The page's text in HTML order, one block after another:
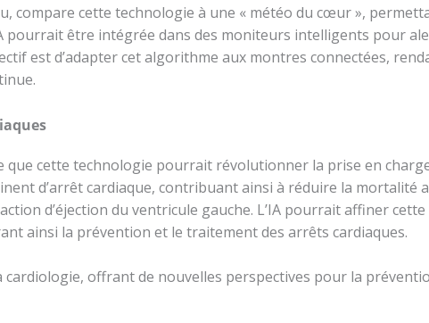
compare cette technologie à une « météo du cœur »,
pourrait être intégrée dans des moniteurs intelligents pour
est d’adapter cet algorithme aux montres connectées,
que cette technologie pourrait révolutionner la prise en
d’arrêt cardiaque, contribuant ainsi à réduire la mortalité
d’éjection du ventricule gauche. L’IA pourrait affiner
ainsi la prévention et le traitement des arrêts cardiaques.
offrant de nouvelles perspectives pour la